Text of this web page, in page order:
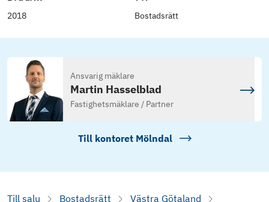
2018
Bostadsrätt
Ansvarig mäklare
Martin Hasselblad
Fastighetsmäklare / Partner
Till kontoret Mölndal
Till salu Bostadsrätt
Västra Götaland